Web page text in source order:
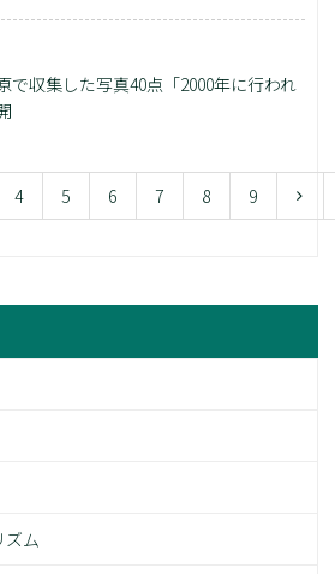
で収集した写真40点「2000年に行われ
4 5 6 7 8 9
ズム